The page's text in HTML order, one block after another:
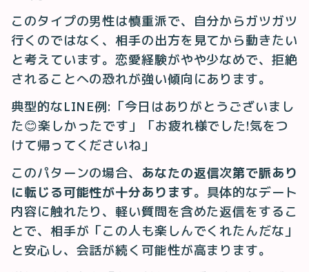
このタイプの男性は慎重派で、自分からガツガツ
行くのではなく、相手の出方を見てから動きたい
と考えています。恋愛経験がやや少なめで、拒絶
されることへの恐れが強い傾向にあります。
典型的なLINE例:「今日はありがとうございまし
た😊楽しかったです」「お疲れ様でした!気をつ
けて帰ってくださいね」
このパターンの場合、 あなたの返信次第で脈あり
に転じる可能性が十分あります。具体的なデート
内容に触れたり、軽い質問を含めた返信をするこ
とで、相手が「この人も楽しんでくれたんだな」
と安心し、会話が続く可能性が高まります。